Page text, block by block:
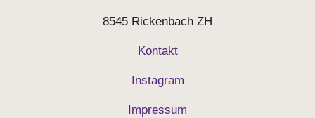
8545 Rickenbach ZH
Kontakt
Instagram
Impressum